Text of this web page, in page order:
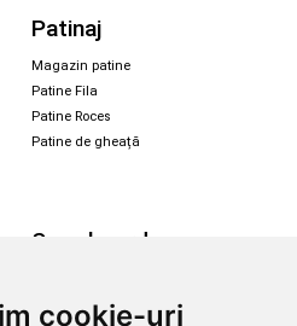
cookie-uri
Patinaj
Magazin patine
Patine Fila
Patine Roces
Patine de gheață
Snowboard
Echipament snowboard